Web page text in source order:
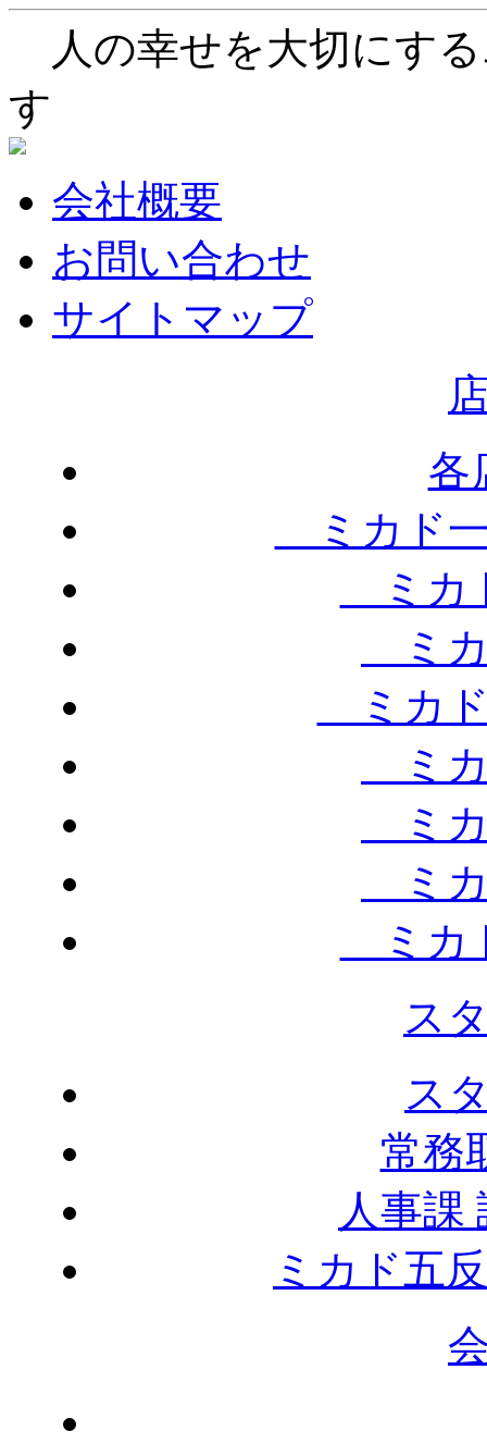
人の幸せを大切にす
す
会社概要
お問い合わせ
サイトマップ
各
ミカド
ミカ
ミカ
ミカド
ミカ
ミカ
ミカ
ミカ
ス
ス
常務
人事課
ミカド五